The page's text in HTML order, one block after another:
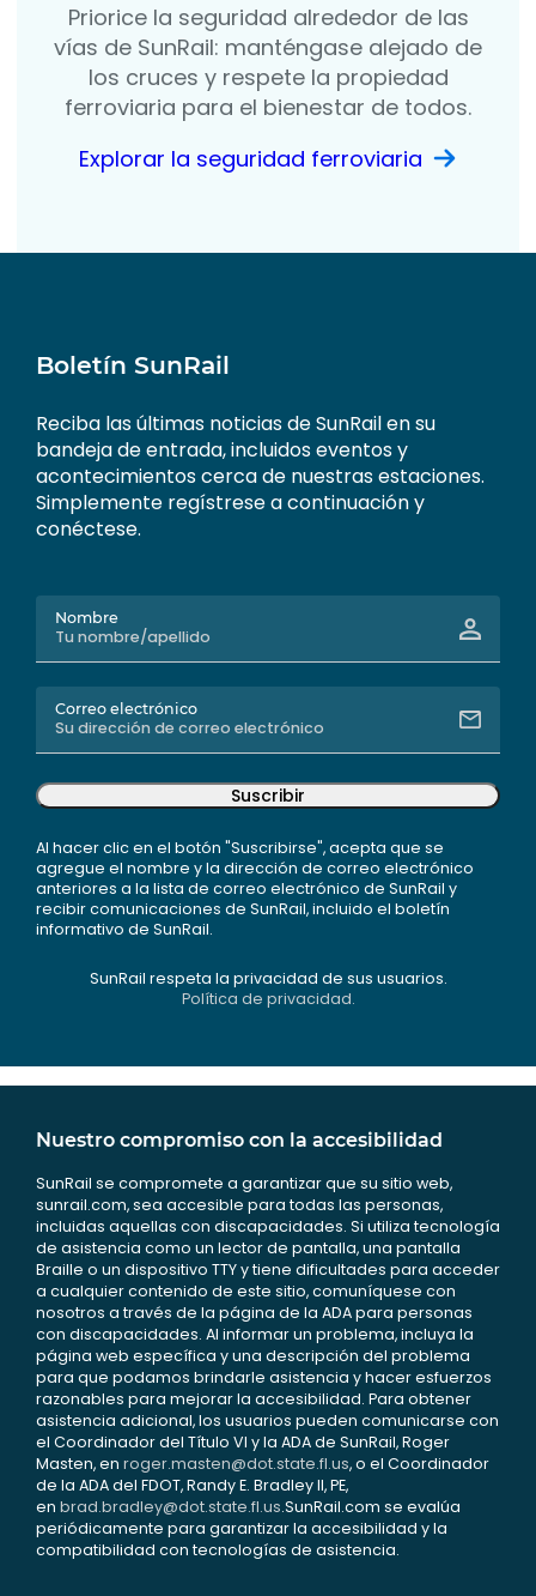
Priorice la seguridad alrededor de las
vías de SunRail: manténgase alejado de
los cruces y respete la propiedad
ferroviaria para el bienestar de todos.
Explorar la seguridad ferroviaria
Boletín SunRail
Reciba las últimas noticias de SunRail en su
bandeja de entrada, incluidos eventos y
acontecimientos cerca de nuestras estaciones.
Simplemente regístrese a continuación y
conéctese.
Nombre
Correo electrónico
Suscribir
Al hacer clic en el botón "Suscribirse", acepta que se
agregue el nombre y la dirección de correo electrónico
anteriores a la lista de correo electrónico de SunRail y
recibir comunicaciones de SunRail, incluido el boletín
informativo de SunRail.
SunRail respeta la privacidad de sus usuarios.
Política de privacidad.
Nuestro compromiso con la accesibilidad
SunRail se compromete a garantizar que su sitio web,
sunrail.com, sea accesible para todas las personas,
incluidas aquellas con discapacidades. Si utiliza tecnología
de asistencia como un lector de pantalla, una pantalla
Braille o un dispositivo TTY y tiene dificultades para acceder
a cualquier contenido de este sitio, comuníquese con
nosotros a través de la página de la ADA para personas
con discapacidades. Al informar un problema, incluya la
página web específica y una descripción del problema
para que podamos brindarle asistencia y hacer esfuerzos
razonables para mejorar la accesibilidad. Para obtener
asistencia adicional, los usuarios pueden comunicarse con
el Coordinador del Título VI y la ADA de SunRail, Roger
Masten, en roger.masten@dot.state.fl.us, o el Coordinador
de la ADA del FDOT, Randy E. Bradley II, PE,
en brad.bradley@dot.state.fl.us.SunRail.com se evalúa
periódicamente para garantizar la accesibilidad y la
compatibilidad con tecnologías de asistencia.